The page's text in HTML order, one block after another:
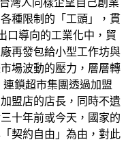
種限制的「工頭」，貫
口導向的工業化中，貿
再發包給小型工作坊與
場波動的壓力，層層轉
鎖超市集團透過加盟
盟店的店長，同時不遺
十年前或今天，國家的
契約自由」為由，對此